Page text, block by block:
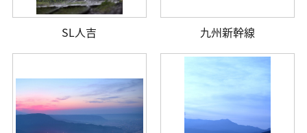
SL人吉 九州新幹線